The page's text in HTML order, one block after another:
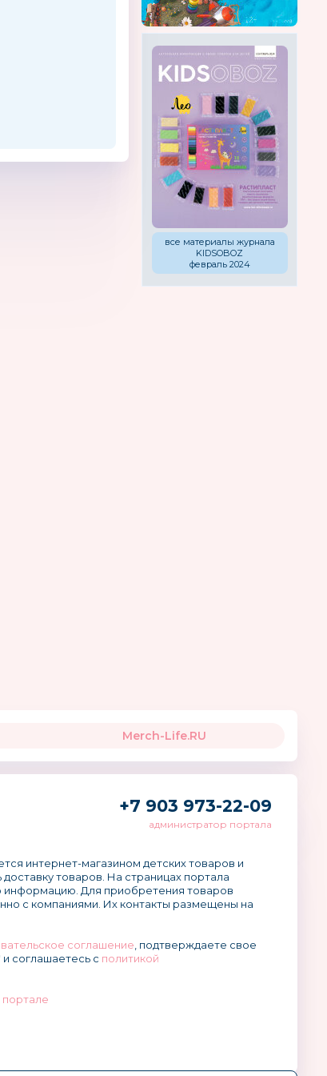
все материалы журнала
KIDSOBOZ
февраль 2024
Merch-Life.RU
+7 903 973-22-09
администратор портала
интернет-магазином детских товаров и
доставку товаров. На страницах портала
Для приобретения товаров
с компаниями. Их контакты размещены на
соглашение , подтверждаете свое
соглашаетесь с политикой